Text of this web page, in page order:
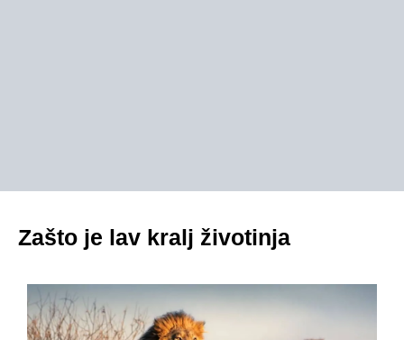
Zašto je lav kralj životinja